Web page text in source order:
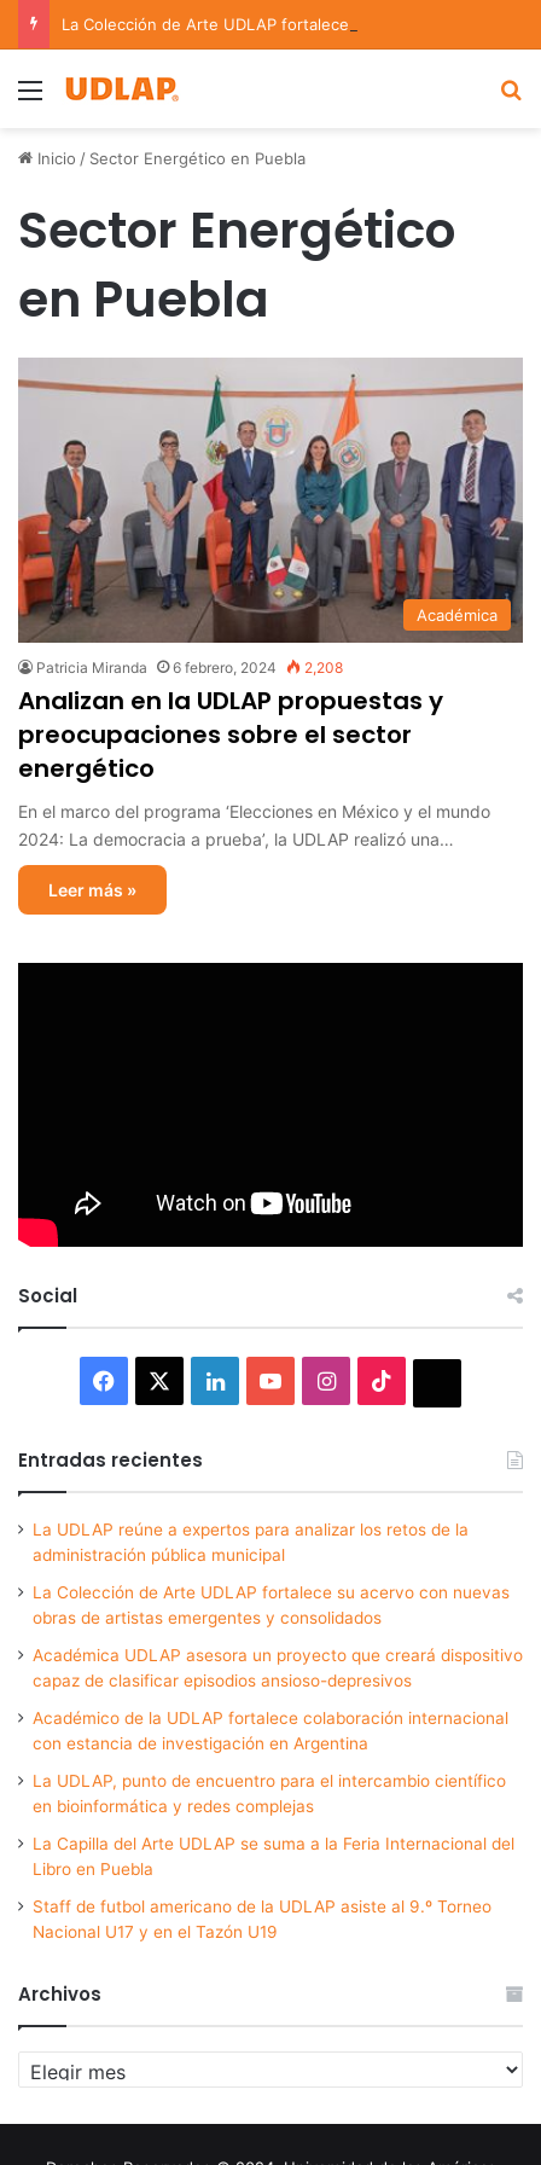
Menu
Inicio / Sector Energético en Puebla
Sector Energético
en Puebla
Académica
Patricia Miranda 6 febrero, 2024 2,208
Analizan en la UDLAP propuestas y
preocupaciones sobre el sector
energético
En el marco del programa ‘Elecciones en México y el mundo
2024: La democracia a prueba’, la UDLAP realizó una…
Leer más »
Social
Facebook LinkedInYouTubeInstagram
Entradas recientes
La UDLAP reúne a expertos para analizar los retos de la
administración pública municipal
La Colección de Arte UDLAP fortalece su acervo con nuevas
obras de artistas emergentes y consolidados
Académica UDLAP asesora un proyecto que creará dispositivo
capaz de clasificar episodios ansioso-depresivos
Académico de la UDLAP fortalece colaboración internacional
con estancia de investigación en Argentina
La UDLAP, punto de encuentro para el intercambio científico
en bioinformática y redes complejas
La Capilla del Arte UDLAP se suma a la Feria Internacional del
Libro en Puebla
Staff de futbol americano de la UDLAP asiste al 9.º Torneo
Nacional U17 y en el Tazón U19
Archivos
Archivos